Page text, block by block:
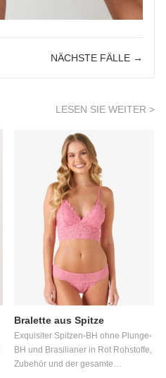
NÄCHSTE FÄLLE →
LESEN SIE WEITER >
Bralette aus Spitze
Exquisiter Spitzen-BH ohne Plunge-
BH und Brasilianer in Rot Rohstoffe,
Zubehör und der gesamte